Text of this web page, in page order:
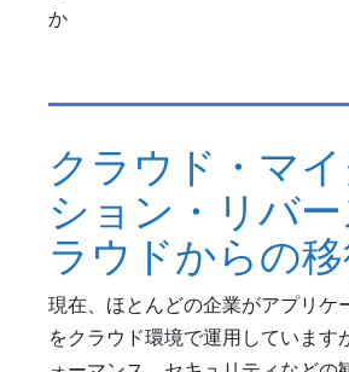
か
クラウド・マ
ション・リバー
ラウドからの
現在、ほとんどの企業がアプリケ
をクラウド環境で運用しています